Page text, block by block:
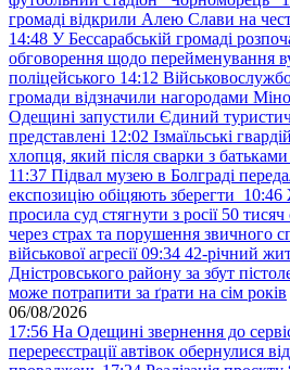
громаді відкрили Алею Слави на
14:48 У Бессарабській громаді
обговорення щодо перейменування
поліцейського 14:12
громади відзначили нагородами
Одещині запустили Єдиний
представлені 12:02 Ізмаїльські
хлопця, який після сварки з
11:37 Підвал музею в Болграді
експозицію обіцяють зберегти 10:46
просила суд стягнути з росії 50
через страх та порушення звичного
військової агресії 09:34 42-річний
Дністровського району за збут
може потрапити за ґрати на сім років
06/08/2026
17:56 На Одещині звернення до
перереєстрації автівок обернулися